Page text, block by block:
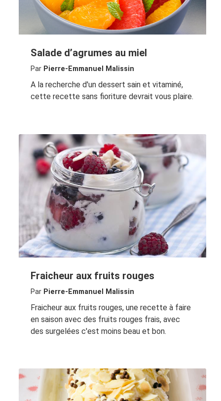
Salade d’agrumes au miel
Par Pierre-Emmanuel Malissin
A la recherche d'un dessert sain et vitaminé,
cette recette sans fioriture devrait vous plaire.
Fraicheur aux fruits rouges
Par Pierre-Emmanuel Malissin
Fraicheur aux fruits rouges, une recette à faire
en saison avec des fruits rouges frais, avec
des surgelées c'est moins beau et bon.